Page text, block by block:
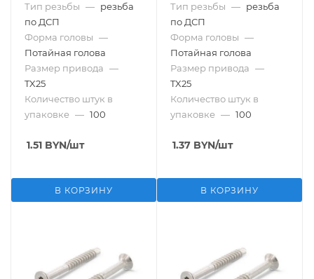
Тип резьбы — резьба
по ДСП
Форма головы —
Потайная голова
Размер привода —
TX25
Количество штук в
упаковке — 100
1.51 BYN/шт
В КОРЗИНУ
Тип резьбы — резьба
по ДСП
Форма головы —
Потайная голова
Размер привода —
TX25
Количество штук в
упаковке — 100
1.37 BYN/шт
В КОРЗИНУ